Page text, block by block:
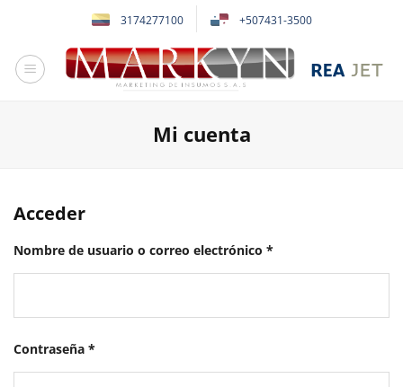
contenido
3174277100 +507431-3500
Mi cuenta
Acceder
Nombre de usuario o correo electrónico *Obligatorio
Contraseña *Obligatorio